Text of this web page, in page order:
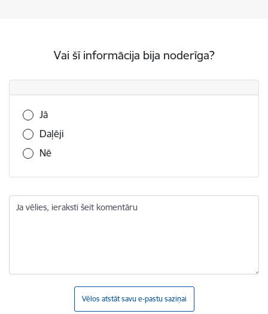
Vai šī informācija bija noderīga?
Vai šī informācija bija noderīga?
Jā
Daļēji
Nē
Ja vēlies, ieraksti šeit komentāru
Vēlos atstāt savu e-pastu saziņai